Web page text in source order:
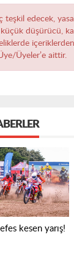
teşkil edecek,
küçük düşürücü,
Üyeler’e aittir.
kesen yarış!